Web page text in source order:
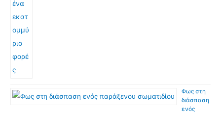
Φως στη
διάσπαση
ενός